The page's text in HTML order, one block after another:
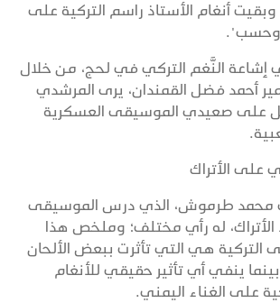
وبقيت أنغام الأستاذ راسم التركية على
وحسب".
إشاعة النَّغم التركي في لحج، من خلال
أحمد فضل القمندان، يرى المرشدي
على صعيدي الموسيقى العسكرية
على الأتراك
محمد طرموش، الذي درس الموسيقى
له رأي مختلف؛ وملخص هذا
التركية هي التي تأثرت ببعض الألحان
ينفي أي تأثير حقيقي للأنغام
على الغناء اليمني.